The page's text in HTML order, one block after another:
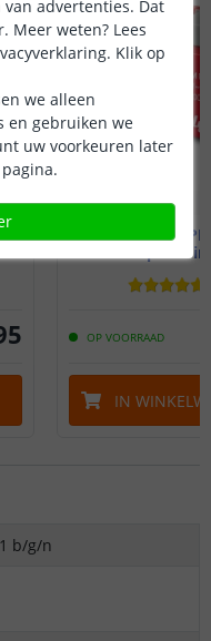
Shelly
Compacte
OP VOORRAAD
IN
b/g/n
advertenties. Dat
Meer weten? Lees
Klik op
we alleen
en gebruiken we
uw voorkeuren later